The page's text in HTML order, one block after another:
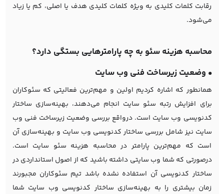
رقابت کلمات کلیدی به ویژه کلمات کلیدی هدف یا اصلی، کم یا زیاد
می‌شود.
محاسبه هزینه سئو به چه پارامترهایی بستگی دارد؟
• وضعیت زیرساخت فنی وب سایت
همانطور که اشاره کردیم اولین و مهم‌ترین فعالیتی که سئوکاران
برای افزایش رتبه سئو سایت انجام می‌دهند، بهینه‌سازی ساختار
کدنویسی وب سایت است. درواقع بررسی وضعیت زیرساخت فنی وب
سایت نیز شامل بررسی ساختار کدنویسی وب سایت و بهینه‌سازی آن
است که مهم‌ترین پارامتر در محاسبه هزینه سئو سایت است.
درصورتی که شما وب سایتی داشته باشید که از اصول استانداردی در
ساختار کدنویسی آن استفاده نشده باشد تیم سئوکاران مجبورند
زمان بیشتری را به بهینه‌سازی ساختار کدنویسی وب سایت شما